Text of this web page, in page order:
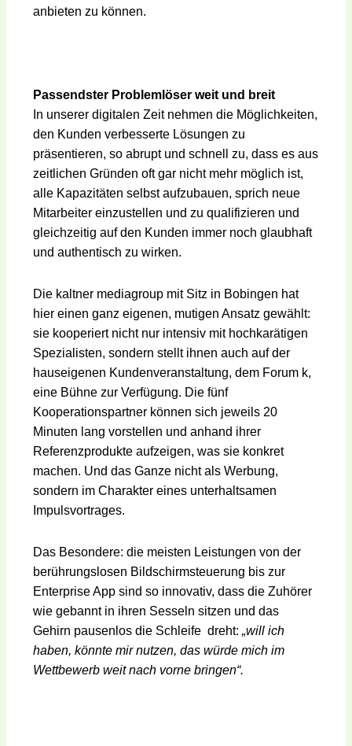
anbieten zu können.
Passendster Problemlöser weit und breit
In unserer digitalen Zeit nehmen die Möglichkeiten,
den Kunden verbesserte Lösungen zu
präsentieren, so abrupt und schnell zu, dass es aus
zeitlichen Gründen oft gar nicht mehr möglich ist,
alle Kapazitäten selbst aufzubauen, sprich neue
Mitarbeiter einzustellen und zu qualifizieren und
gleichzeitig auf den Kunden immer noch glaubhaft
und authentisch zu wirken.
Die kaltner mediagroup mit Sitz in Bobingen hat
hier einen ganz eigenen, mutigen Ansatz gewählt:
sie kooperiert nicht nur intensiv mit hochkarätigen
Spezialisten, sondern stellt ihnen auch auf der
hauseigenen Kundenveranstaltung, dem Forum k,
eine Bühne zur Verfügung. Die fünf
Kooperationspartner können sich jeweils 20
Minuten lang vorstellen und anhand ihrer
Referenzprodukte aufzeigen, was sie konkret
machen. Und das Ganze nicht als Werbung,
sondern im Charakter eines unterhaltsamen
Impulsvortrages.
Das Besondere: die meisten Leistungen von der
berührungslosen Bildschirmsteuerung bis zur
Enterprise App sind so innovativ, dass die Zuhörer
wie gebannt in ihren Sesseln sitzen und das
Gehirn pausenlos die Schleife dreht:„will ich
haben, könnte mir nutzen, das würde mich im
Wettbewerb weit nach vorne bringen“.